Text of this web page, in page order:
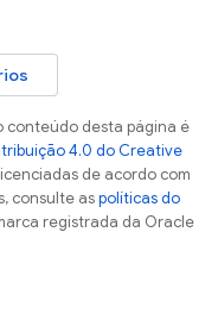
conteúdo desta página é
4.0 do Creative
de acordo com
consulte aspolíticas do
registrada da Oracle